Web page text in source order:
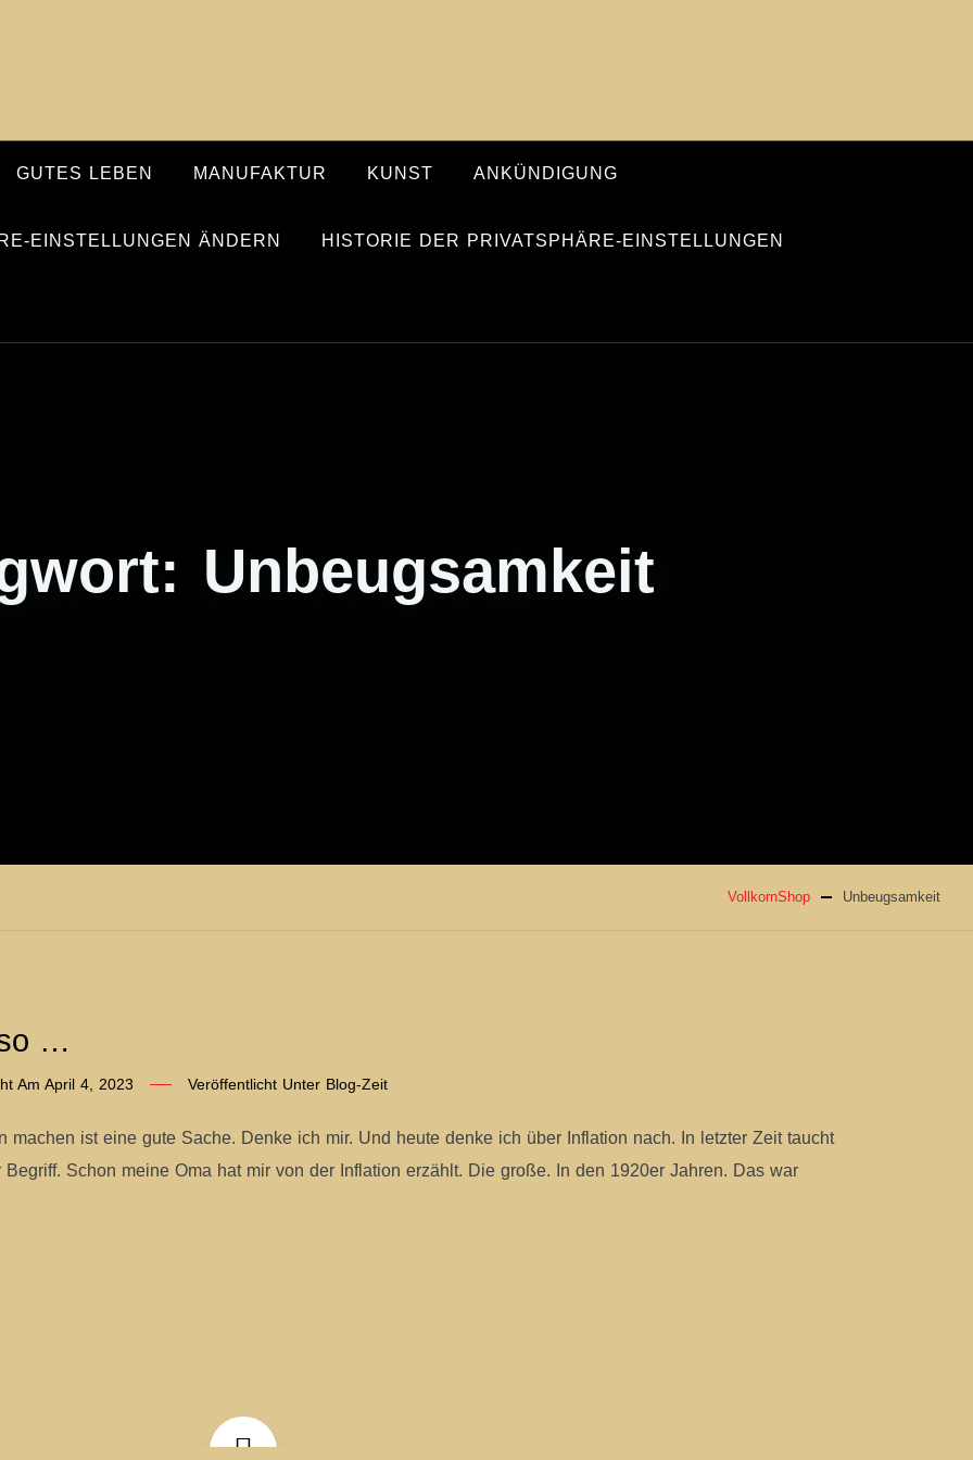
GUTES LEBEN MANUFAKTUR KUNST ANKÜNDIGUNG
EINSTELLUNGEN ÄNDERN HISTORIE DER PRIVATSPHÄRE-EINSTELLUNGEN
Unbeugsamkeit
VollkornShop Unbeugsamkeit
…
Am April 4, 2023 Veröffentlicht Unter Blog-Zeit
machen ist eine gute Sache. Denke ich mir. Und heute denke ich über Inflation nach. In letzter Zeit taucht
Begriff. Schon meine Oma hat mir von der Inflation erzählt. Die große. In den 1920er Jahren. Das war